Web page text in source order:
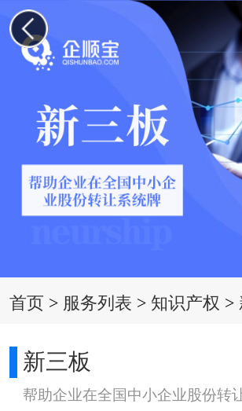
首页 > 服务列表 > 知识产权 >
新三板
帮助企业在全国中小企业股份转